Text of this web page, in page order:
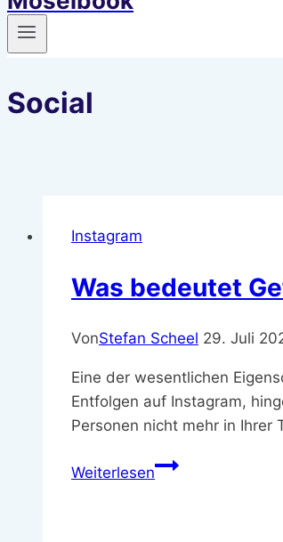
Social
Instagram
Was bedeutet
VonStefan Scheel 29. Juli
Eine der wesentlichen
Entfolgen auf Instagram,
Personen nicht mehr in
WeiterlesenWas